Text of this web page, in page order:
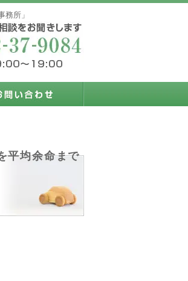
所」
平均余命まで